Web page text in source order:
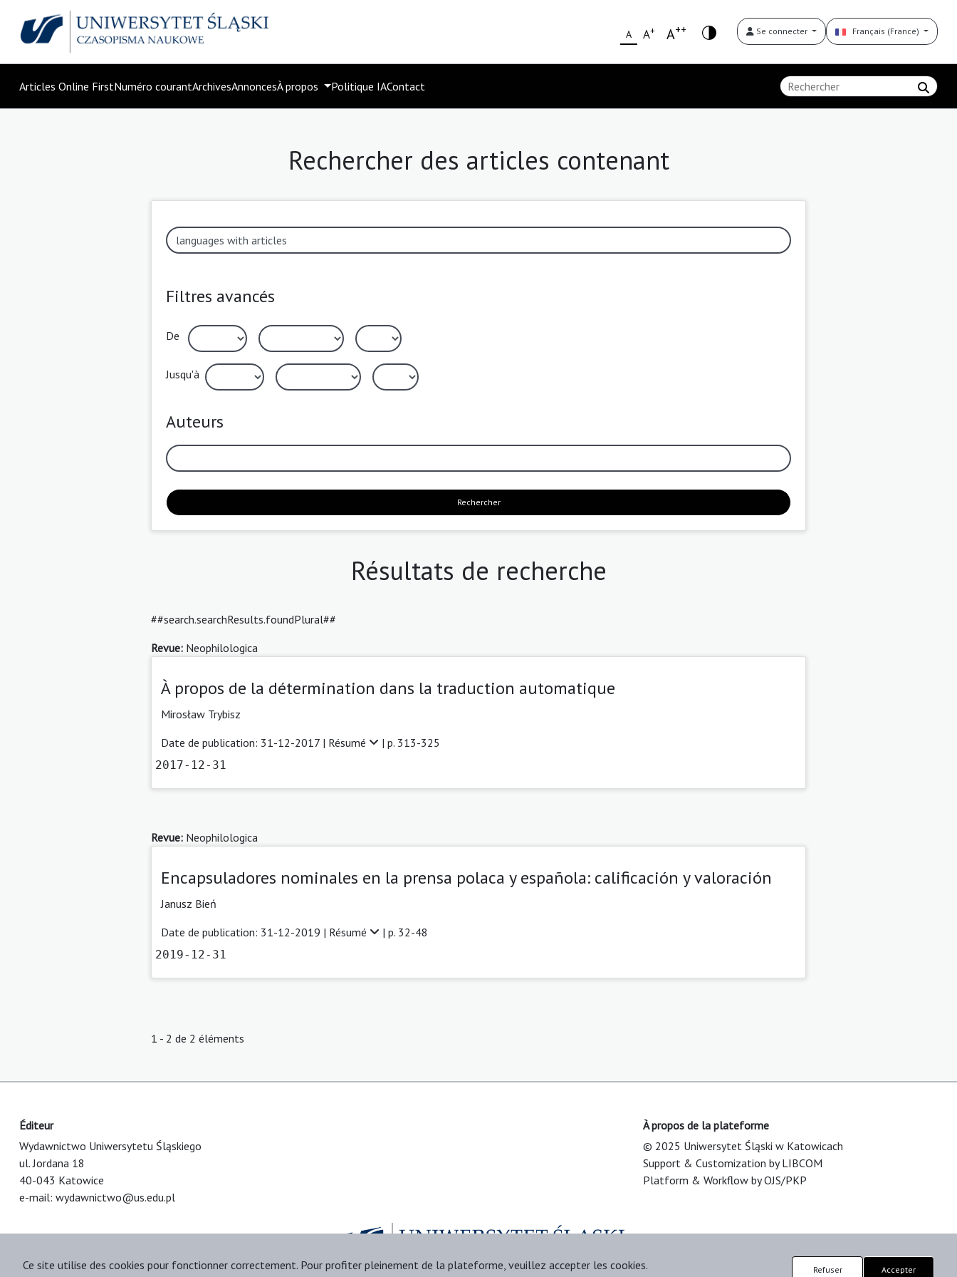
A A+ A++ Se connecter Français (France)
Articles Online FirstNuméro courantArchivesAnnoncesÀ propos Politique IAContact
Rechercher des articles contenant
Filtres avancés
De
Jusqu'à
Auteurs
Rechercher
Résultats de recherche
##search.searchResults.foundPlural##
Revue: Neophilologica
À propos de la détermination dans la traduction automatique
Mirosław Trybisz
Date de publication: 31-12-2017 | Résumé | p. 313-325
2017-12-31
Revue: Neophilologica
Encapsuladores nominales en la prensa polaca y española: calificación y valoración
Janusz Bień
Date de publication: 31-12-2019 | Résumé | p. 32-48
2019-12-31
1 - 2 de 2 éléments
Éditeur
Wydawnictwo Uniwersytetu Śląskiego
ul. Jordana 18
40-043 Katowice
e-mail: wydawnictwo@us.edu.pl
À propos de la plateforme
© 2025 Uniwersytet Śląski w Katowicach
Support & Customization by LIBCOM
Platform & Workflow by OJS/PKP
Ce site utilise des cookies pour fonctionner correctement. Pour profiter pleinement de la plateforme, veuillez accepter les cookies. Refuser Accepter